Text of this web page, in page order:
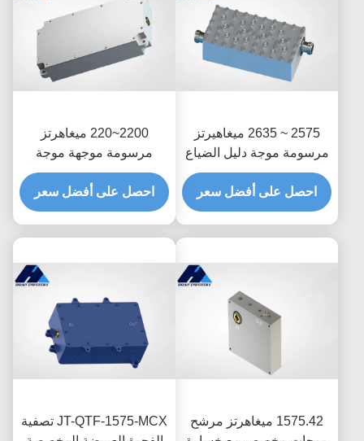
2575 ~ 2635 ميغاهيرتز
مرسومة موجة دليل الضياع
المنخفض إدخال مرشح
النطاق JT-QTF-2605-N
احصل على أفضل سعر
2200~220 ميغاهرتز
مرسومة موجهة موجة
منخفضة خسارة إدخال
مرشح النطاق JT-QTF-
2230-MCX
احصل على أفضل سعر
1575.42 ميغاهرتز مرشح
JT-QTF-1575-MCX تصفية